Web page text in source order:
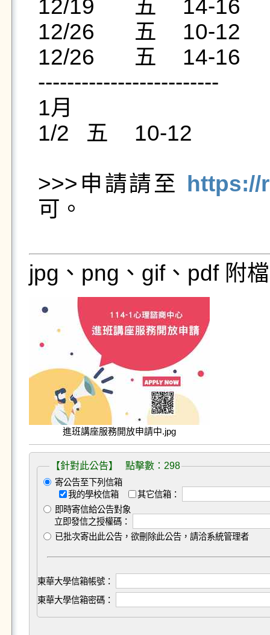
12/19	五	14-16
12/26	五	10-12
12/26	五	14-16
-------------------------
1月
1/2	五	10-12
>>>申請請至
https://
可。
jpg、png、gif、pdf 附
進班講座服務開放申請中.jpg
【針對此公告】 點擊數：298
寄公告至下列信箱
我的學校信箱
其它信箱：
即時寄信給公告對象
立即發信之授權碼：
已批次寄出此公告，欲刪除此公告，請洽系統管理者
東華大學信箱帳號：
東華大學信箱密碼：